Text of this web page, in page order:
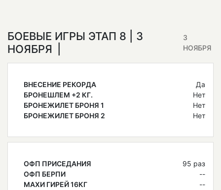
БОЕВЫЕ ИГРЫ ЭТАП 8 | 3
НОЯБРЯ
3
НОЯБРЯ
ВНЕСЕНИЕ РЕКОРДА
Да
БРОНЕШЛЕМ +2 КГ.
Нет
БРОНЕЖИЛЕТ БРОНЯ 1
Нет
БРОНЕЖИЛЕТ БРОНЯ 2
Нет
ОФП ПРИСЕДАНИЯ
95 раз
ОФП БЕРПИ
--
МАХИ ГИРЕЙ 16КГ
--